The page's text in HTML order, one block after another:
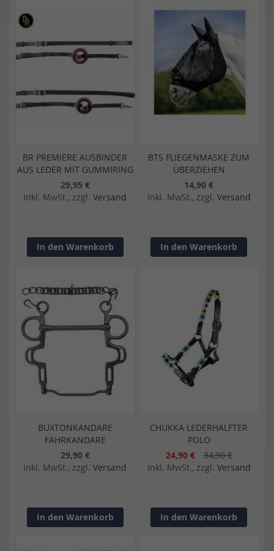
BR PREMIERE AUSBINDER
AUS LEDER MIT GUMMIRING
29,95 €
Inkl. MwSt., zzgl. Versand
In den Warenkorb
BTS FLIEGENMASKE ZUM
ÜBERZIEHEN
14,90 €
Inkl. MwSt., zzgl. Versand
In den Warenkorb
BUXTONKANDARE
FAHRKANDARE
29,90 €
Inkl. MwSt., zzgl. Versand
In den Warenkorb
CHUKKA LEDERHALFTER
POLO
24,90 €
34,90 €
Inkl. MwSt., zzgl. Versand
In den Warenkorb